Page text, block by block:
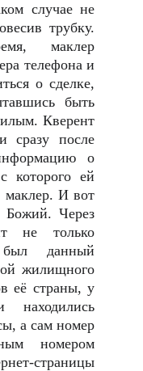
случае не
трубку.
маклер
телефона и
о сделке,
быть
Кверент
сразу после
о
которого ей
маклер. И вот
Через
не только
данный
жилищного
её страны, у
находились
а сам номер
номером
страницы